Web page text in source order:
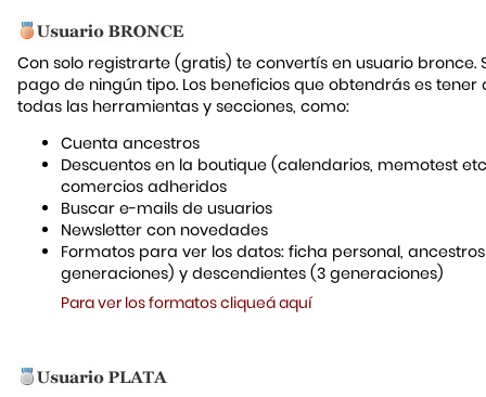
Con solo registrarte (gratis) te convertís en usuario bronce.
pago de ningún tipo. Los beneficios que obtendrás es tener
todas las herramientas y secciones, como:
Cuenta ancestros
Descuentos en la boutique (calendarios, memotest
comercios adheridos
Buscar e-mails de usuarios
Newsletter con novedades
Formatos para ver los datos: ficha personal,
generaciones) y descendientes (3 generaciones)
Para ver los formatos cliqueá aquí